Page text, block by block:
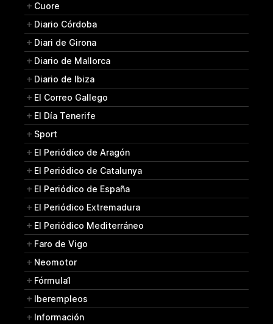
Cuore
Diario Córdoba
Diari de Girona
Diario de Mallorca
Diario de Ibiza
El Correo Gallego
El Día Tenerife
Sport
El Periódico de Aragón
El Periódico de Catalunya
El Periódico de España
El Periódico Extremadura
El Periódico Mediterráneo
Faro de Vigo
Neomotor
Fórmula1
Iberempleos
Información